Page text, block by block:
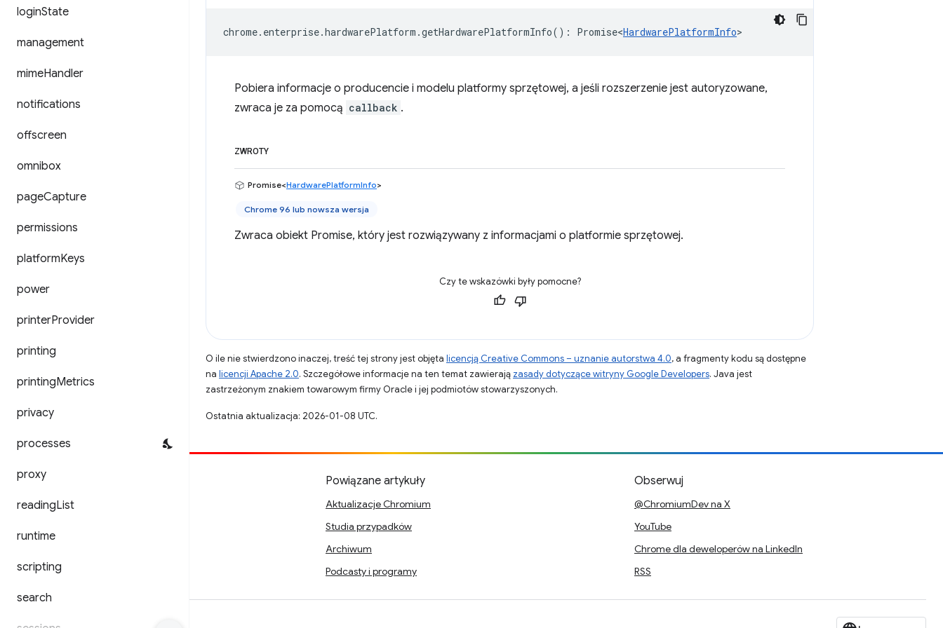
loginState
management
mimeHandler
notifications
offscreen
omnibox
pageCapture
permissions
platformKeys
power
printerProvider
printing
printingMetrics
privacy
processes
proxy
readingList
runtime
scripting
search
chrome. enterprise.hardwarePlatform .getHardwarePlatformInfo() : Promise<HardwarePlatformInfo>
Pobiera informacje o producencie i modelu platformy sprzętowej, a jeśli rozszerzenie jest autoryzowane,
zwraca je za pomocą callback .
ZWROTY
Promise<HardwarePlatformInfo>
Chrome 96 lub nowsza wersja
Zwraca obiekt Promise, który jest rozwiązywany z informacjami o platformie sprzętowej.
Czy te wskazówki były pomocne?
O ile nie stwierdzono inaczej, treść tej strony jest objęta licencją Creative Commons – uznanie autorstwa 4.0, a fragmenty kodu są dostępne
na licencji Apache 2.0. Szczegółowe informacje na ten temat zawierają zasady dotyczące witryny Google Developers. Java jest
zastrzeżonym znakiem towarowym firmy Oracle i jej podmiotów stowarzyszonych.
Ostatnia aktualizacja: 2026-01-08 UTC.
Opublikuj coś
Zgłoś błąd
Powiązane artykuły
Aktualizacje Chromium
Studia przypadków
Archiwum
Podcasty i programy
Obserwuj
@ChromiumDev na X
YouTube
Chrome dla deweloperów na LinkedIn
RSS